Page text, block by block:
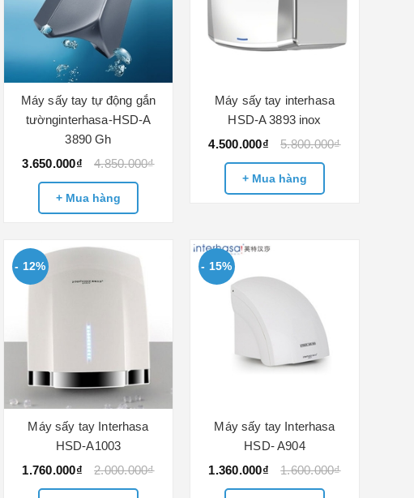
Máy sấy tay tự động gắn
tườnginterhasa-HSD-A
3890 Gh
3.650.000₫
4.850.000₫
+ Mua hàng
Máy sấy tay interhasa
HSD-A 3893 inox
4.500.000₫
5.800.000₫
+ Mua hàng
- 12%
Máy sấy tay Interhasa
HSD-A1003
1.760.000₫
2.000.000₫
- 15%
Máy sấy tay Interhasa
HSD- A904
1.360.000₫
1.600.000₫